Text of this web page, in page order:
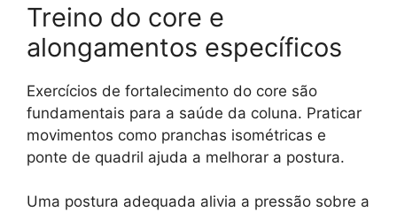
Treino do core e
alongamentos específicos
Exercícios de fortalecimento do core são
fundamentais para a saúde da coluna. Praticar
movimentos como pranchas isométricas e
ponte de quadril ajuda a melhorar a postura.
Uma postura adequada alivia a pressão sobre a